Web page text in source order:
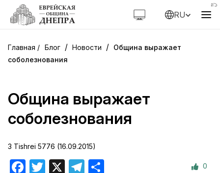
RU
Блог / Новости / Община выражает
соболезнования
Община выражает
соболезнования
3 Tishrei 5776 (16.09.2015)
Facebook
Twitter Telegram 0